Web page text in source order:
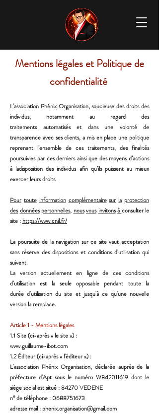
Mentions légales et Politique de
confidentialité
L'association Phénix Organisation, soucieuse des droits des
individus, notamment au regard des
traitements automatisés et dans une volonté de
transparence avec ses clients, a mis en place une politique
reprenant l’ensemble de ces traitements, des finalités
poursuivies par ces derniers ainsi que des moyens d’actions
à ladisposition des individus afin qu’ils puissent au mieux
exercer leurs droits.
Pour toute information complémentaire sur la protection
des données personnelles, nousvous invitonsà consulter le
site : https://www.cnil.fr/
La poursuite de la navigation sur ce site vaut acceptation
sans réserve des dispositions et conditions d'utilisation qui
suivent.
La version actuellement en ligne de ces conditions
d'utilisation est la seule opposable pendant toute la
duréed'utilisation du site et jusqu'à ce qu'une nouvelle
version la remplace.
Article 1 - Mentions légales
1.1 Site (ci-après « le site ») :
www.guillaume-ibot.com
1.2 Éditeur (ci-après « l'éditeur ») :
L'association Phénix Organisation, déclarée auprès de la
préfecture d'Apt sous le numéro W842011619 dont le
siège social est situé : 84270 VEDENE
n° de téléphone : 0688751673
adresse mail : phenix.organisation@gmail.com